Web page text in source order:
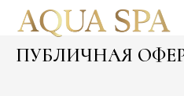
ПУБЛИЧНАЯ